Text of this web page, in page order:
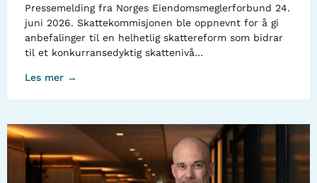
Pressemelding fra Norges Eiendomsmeglerforbund 24.
juni 2026. Skattekommisjonen ble oppnevnt for å gi
anbefalinger til en helhetlig skattereform som bidrar
til et konkurransedyktig skattenivå…
Les mer →